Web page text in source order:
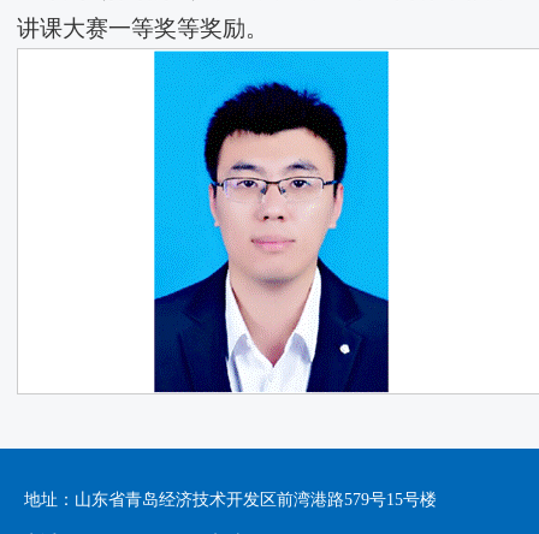
讲课大赛一等奖等奖励。
地址：山东省青岛经济技术开发区前湾港路579号15号楼